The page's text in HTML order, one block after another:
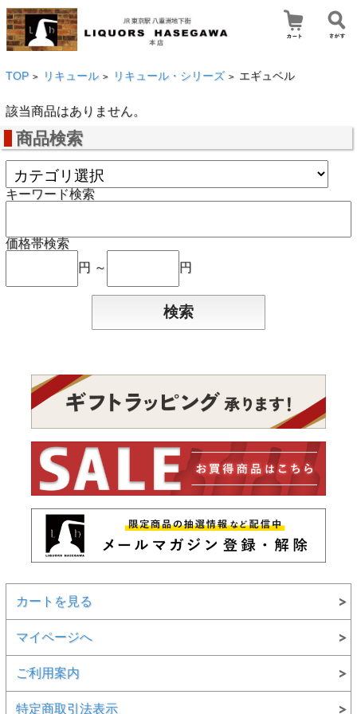
TOP > リキュール > リキュール・シリーズ > エギュベル
該当商品はありません。
商品検索
キーワード検索
価格帯検索
円 ～
円
カートを見る
マイページへ
ご利用案内
特定商取引法表示